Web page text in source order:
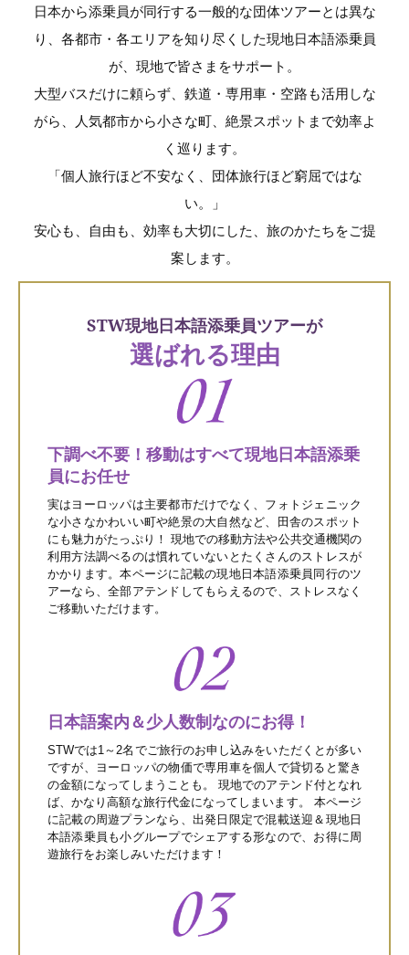
日本から添乗員が同行する一般的な団体ツアーとは異な
り、各都市・各エリアを知り尽くした現地日本語添乗員
が、現地で皆さまをサポート。
大型バスだけに頼らず、鉄道・専用車・空路も活用しな
がら、人気都市から小さな町、絶景スポットまで効率よ
く巡ります。
「個人旅行ほど不安なく、団体旅行ほど窮屈ではな
い。」
安心も、自由も、効率も大切にした、旅のかたちをご提
案します。
STW現地日本語添乗員ツアーが
選ばれる理由
下調べ不要！移動はすべて現地日本語添乗
員にお任せ
実はヨーロッパは主要都市だけでなく、フォトジェニック
な小さなかわいい町や絶景の大自然など、田舎のスポット
にも魅力がたっぷり！ 現地での移動方法や公共交通機関の
利用方法調べるのは慣れていないとたくさんのストレスが
かかります。本ページに記載の現地日本語添乗員同行のツ
アーなら、全部アテンドしてもらえるので、ストレスなく
ご移動いただけます。
日本語案内＆少人数制なのにお得！
STWでは1～2名でご旅行のお申し込みをいただくとが多い
ですが、ヨーロッパの物価で専用車を個人で貸切ると驚き
の金額になってしまうことも。 現地でのアテンド付となれ
ば、かなり高額な旅行代金になってしまいます。 本ページ
に記載の周遊プランなら、出発日限定で混載送迎＆現地日
本語添乗員も小グループでシェアする形なので、お得に周
遊旅行をお楽しみいただけます！